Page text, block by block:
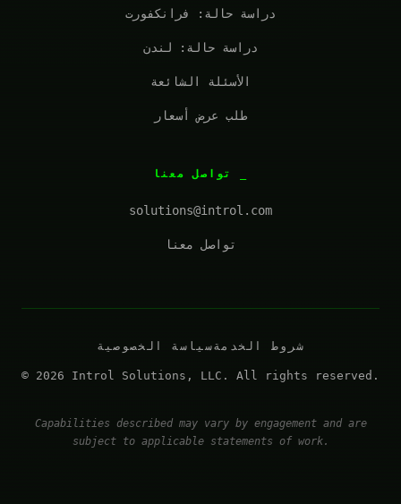
دراسة حالة: فرانكفورت
دراسة حالة: لندن
الأسئلة الشائعة
طلب عرض أسعار
solutions@introl.com
تواصل معنا
سياسة الخصوصيةشروط الخدمة
© 2026 Introl Solutions, LLC. All rights reserved.
Capabilities described may vary by engagement and are
subject to applicable statements of work.